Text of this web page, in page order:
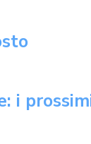
i